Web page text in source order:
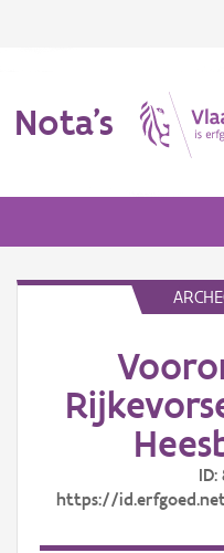
Nota's
ID:
https://